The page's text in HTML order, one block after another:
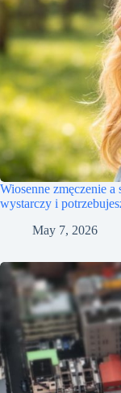
Wiosenne zmęczenie
wystarczy i
May 7, 2026